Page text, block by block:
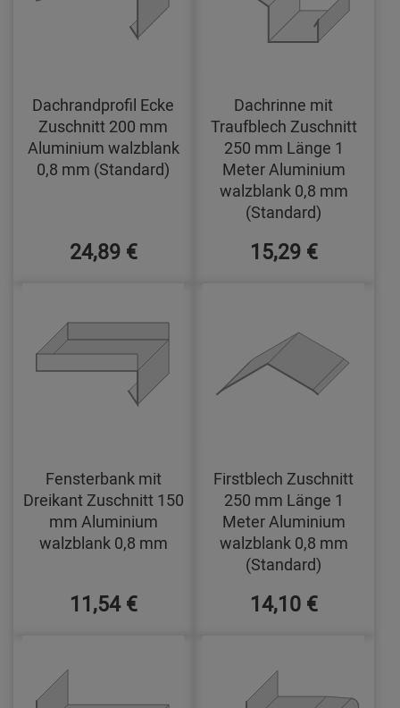
Dachrandprofil Ecke
Zuschnitt 200 mm
Aluminium walzblank
0,8 mm (Standard)
24,89 €
Dachrinne mit
Traufblech Zuschnitt
250 mm Länge 1
Meter Aluminium
walzblank 0,8 mm
(Standard)
15,29 €
Fensterbank mit
Dreikant Zuschnitt 150
mm Aluminium
walzblank 0,8 mm
11,54 €
Firstblech Zuschnitt
250 mm Länge 1
Meter Aluminium
walzblank 0,8 mm
(Standard)
14,10 €